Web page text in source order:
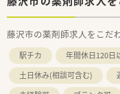
藤沢市の薬剤師求人をこだ
駅チカ 年間休日120日
土日休み(相談可含む)